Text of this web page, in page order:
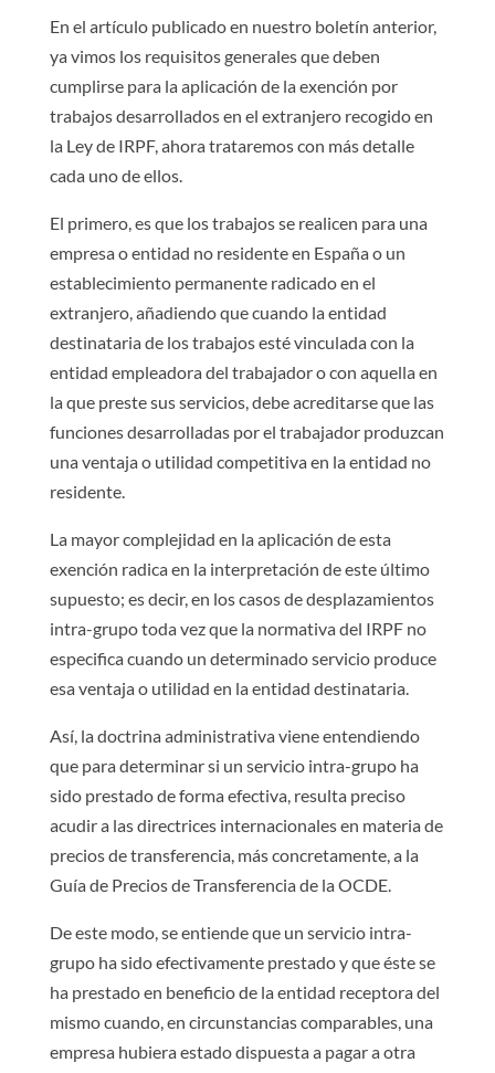
En el artículo publicado en nuestro boletín anterior,
ya vimos los requisitos generales que deben
cumplirse para la aplicación de la exención por
trabajos desarrollados en el extranjero recogido en
la Ley de IRPF, ahora trataremos con más detalle
cada uno de ellos.
El primero, es que los trabajos se realicen para una
empresa o entidad no residente en España o un
establecimiento permanente radicado en el
extranjero, añadiendo que cuando la entidad
destinataria de los trabajos esté vinculada con la
entidad empleadora del trabajador o con aquella en
la que preste sus servicios, debe acreditarse que las
funciones desarrolladas por el trabajador produzcan
una ventaja o utilidad competitiva en la entidad no
residente.
La mayor complejidad en la aplicación de esta
exención radica en la interpretación de este último
supuesto; es decir, en los casos de desplazamientos
intra-grupo toda vez que la normativa del IRPF no
especifica cuando un determinado servicio produce
esa ventaja o utilidad en la entidad destinataria.
Así, la doctrina administrativa viene entendiendo
que para determinar si un servicio intra-grupo ha
sido prestado de forma efectiva, resulta preciso
acudir a las directrices internacionales en materia de
precios de transferencia, más concretamente, a la
Guía de Precios de Transferencia de la OCDE.
De este modo, se entiende que un servicio intra-
grupo ha sido efectivamente prestado y que éste se
ha prestado en beneficio de la entidad receptora del
mismo cuando, en circunstancias comparables, una
empresa hubiera estado dispuesta a pagar a otra